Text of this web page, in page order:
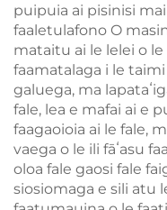
puipuia ai pisinisi
faaletulafono O
mataitu ai le lelei o
faamatalaga i le
galuega, ma
fale, lea e mafai ai e
faagaoioia ai le fale,
vaega o le ili fāʻasu
oloa fale gaosi fale
siosiomaga e sili atu